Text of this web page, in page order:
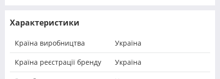
Характеристики
Країна виробництва Україна
Країна реєстрації бренду Україна